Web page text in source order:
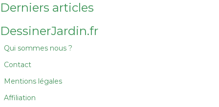
Derniers articles
DessinerJardin.fr
Qui sommes nous ?
Contact
Mentions légales
Affiliation